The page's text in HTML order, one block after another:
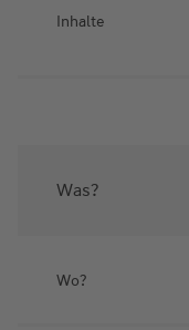
Inhalte
Was?
Wo?